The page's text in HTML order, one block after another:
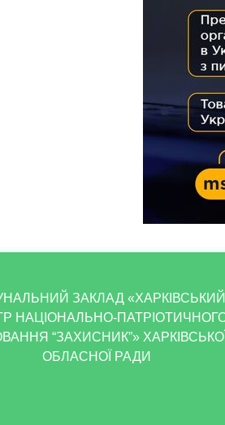
ЗАКЛАД «ХАРКІВСЬКИЙ
НАЦІОНАЛЬНО-
“ЗАХИСНИК”» ХАРКІВСЬКОЇ
ОБЛАСНОЇ РАДИ